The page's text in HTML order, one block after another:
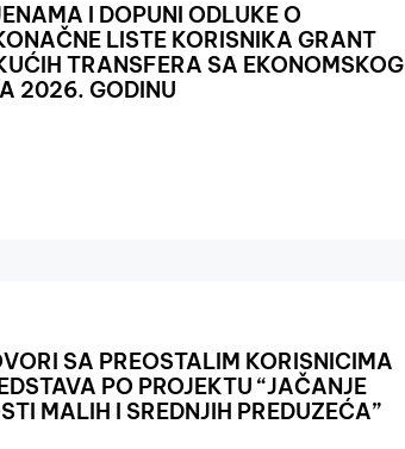
I DOPUNI ODLUKE O
LISTE KORISNIKA GRANT
TRANSFERA SA EKONOMSKOG
2026. GODINU
SA PREOSTALIM KORISNICIMA
PO PROJEKTU “JAČANJE
MALIH I SREDNJIH PREDUZEĆA”